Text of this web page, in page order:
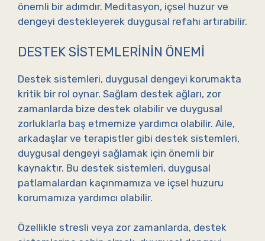
önemli bir adımdır. Meditasyon, içsel huzur ve
dengeyi destekleyerek duygusal refahı artırabilir.
DESTEK SISTEMLERININ ÖNEMI
Destek sistemleri, duygusal dengeyi korumakta
kritik bir rol oynar. Sağlam destek ağları, zor
zamanlarda bize destek olabilir ve duygusal
zorluklarla baş etmemize yardımcı olabilir. Aile,
arkadaşlar ve terapistler gibi destek sistemleri,
duygusal dengeyi sağlamak için önemli bir
kaynaktır. Bu destek sistemleri, duygusal
patlamalardan kaçınmamıza ve içsel huzuru
korumamıza yardımcı olabilir.
Özellikle stresli veya zor zamanlarda, destek